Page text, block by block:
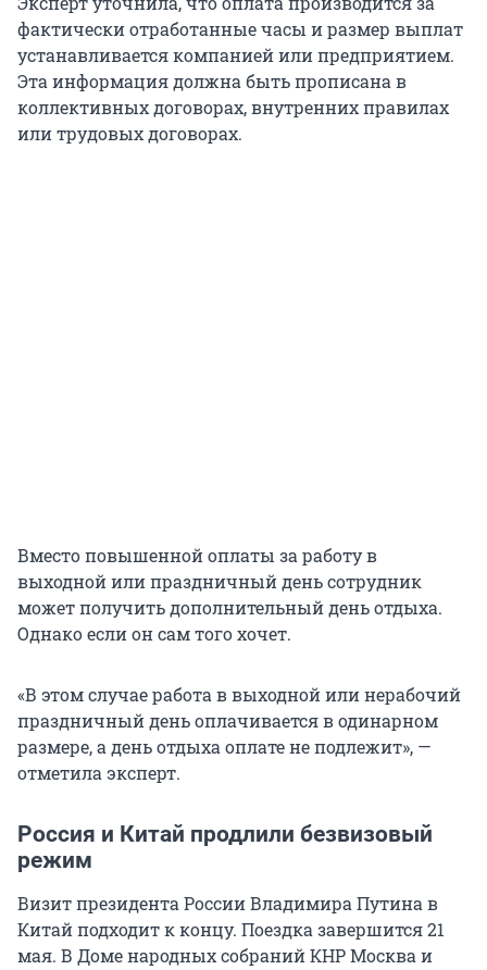
фактически отработанные часы и размер выплат
устанавливается компанией или предприятием.
Эта информация должна быть прописана в
коллективных договорах, внутренних правилах
или трудовых договорах.
Вместо повышенной оплаты за работу в
выходной или праздничный день сотрудник
может получить дополнительный день отдыха.
Однако если он сам того хочет.
«В этом случае работа в выходной или нерабочий
праздничный день оплачивается в одинарном
размере, а день отдыха оплате не подлежит», —
отметила эксперт.
Россия и Китай продлили безвизовый
режим
Визит президента России Владимира Путина в
Китай подходит к концу. Поездка завершится 21
мая. В Доме народных собраний КНР Москва и